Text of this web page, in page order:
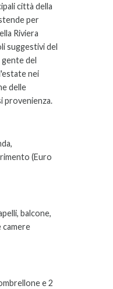
città della
per
Riviera
suggestivi del
gente del
nei
delle
provenienza.
(Euro
balcone,
camere
e 2